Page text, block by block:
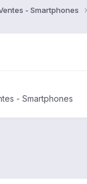
- Smartphones
- Smartphones